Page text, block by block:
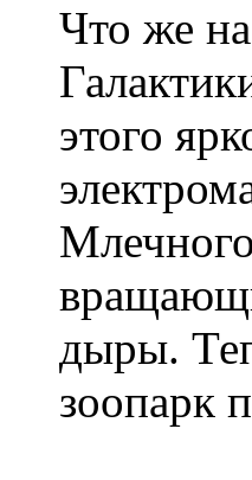
Что же
этого
дыры.
зоопарк